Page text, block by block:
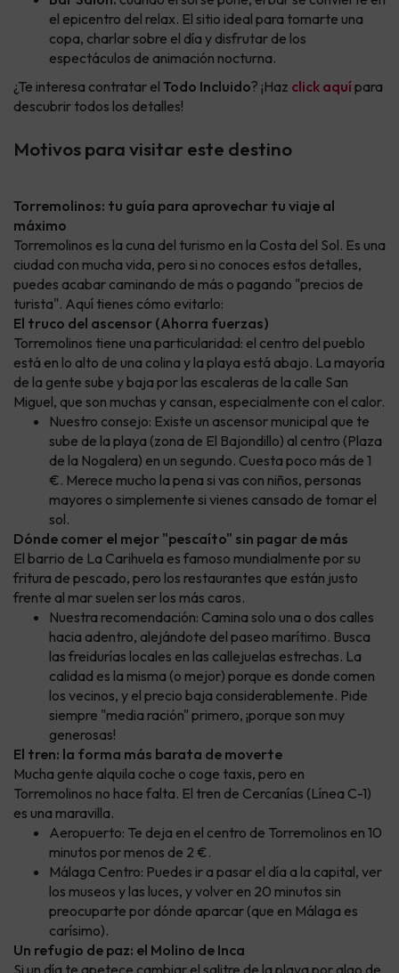
el epicentro del relax. El sitio ideal para tomarte una
copa, charlar sobre el día y disfrutar de los
espectáculos de animación nocturna.
¿Te interesa contratar el Todo Incluido? ¡Haz click aquípara
descubrir todos los detalles!
Motivos para visitar este destino
Torremolinos: tu guía para aprovechar tu viaje al
máximo
Torremolinos es la cuna del turismo en la Costa del Sol. Es una
ciudad con mucha vida, pero si no conoces estos detalles,
puedes acabar caminando de más o pagando "precios de
turista". Aquí tienes cómo evitarlo:
El truco del ascensor (Ahorra fuerzas)
Torremolinos tiene una particularidad: el centro del pueblo
está en lo alto de una colina y la playa está abajo. La mayoría
de la gente sube y baja por las escaleras de la calle San
Miguel, que son muchas y cansan, especialmente con el calor.
Nuestro consejo: Existe un ascensor municipal que te
sube de la playa (zona de El Bajondillo) al centro (Plaza
de la Nogalera) en un segundo. Cuesta poco más de 1
€. Merece mucho la pena si vas con niños, personas
mayores o simplemente si vienes cansado de tomar el
sol.
Dónde comer el mejor "pescaíto" sin pagar de más
El barrio de La Carihuela es famoso mundialmente por su
fritura de pescado, pero los restaurantes que están justo
frente al mar suelen ser los más caros.
Nuestra recomendación: Camina solo una o dos calles
hacia adentro, alejándote del paseo marítimo. Busca
las freidurías locales en las callejuelas estrechas. La
calidad es la misma (o mejor) porque es donde comen
los vecinos, y el precio baja considerablemente. Pide
siempre "media ración" primero, ¡porque son muy
generosas!
El tren: la forma más barata de moverte
Mucha gente alquila coche o coge taxis, pero en
Torremolinos no hace falta. El tren de Cercanías (Línea C-1)
es una maravilla.
Aeropuerto: Te deja en el centro de Torremolinos en 10
minutos por menos de 2 €.
Málaga Centro: Puedes ir a pasar el día a la capital, ver
los museos y las luces, y volver en 20 minutos sin
preocuparte por dónde aparcar (que en Málaga es
carísimo).
Un refugio de paz: el Molino de Inca
Si un día te apetece cambiar el salitre de la playa por algo de